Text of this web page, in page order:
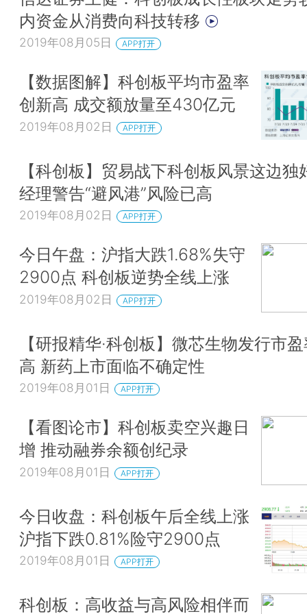
内资金从消费向科技转移
2019年08月05日 APP打开
【数据图解】科创板平均市盈率
创新高 成交额放量至430亿元
2019年08月02日 APP打开
【科创板】贸易战下科创板风景这边独
经理警告“避风港”风险已高
2019年08月02日 APP打开
今日午盘：沪指大跌1.68%失守
2900点 科创板逆势全线上涨
2019年08月02日 APP打开
【研报精华·科创板】微芯生物发行市
高 新药上市面临不确定性
2019年08月01日 APP打开
【看图论市】科创板卖空兴趣日
增 推动融券余额创纪录
2019年08月01日 APP打开
今日收盘：科创板午后全线上涨
沪指下跌0.81%险守2900点
2019年08月01日 APP打开
科创板：高收益与高风险相伴而